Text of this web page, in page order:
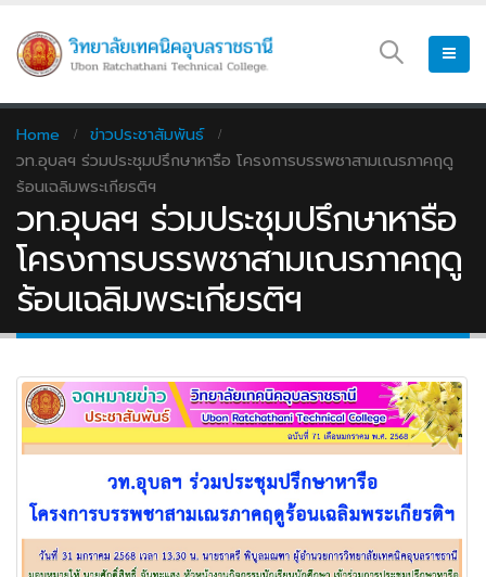
Home
ข่าวประชาสัมพันธ์
วท.อุบลฯ ร่วมประชุมปรึกษาหารือ โครงการบรรพชาสามเณรภาคฤดู
ร้อนเฉลิมพระเกียรติฯ
วท.อุบลฯ ร่วมประชุมปรึกษาหารือ
โครงการบรรพชาสามเณรภาคฤดู
ร้อนเฉลิมพระเกียรติฯ